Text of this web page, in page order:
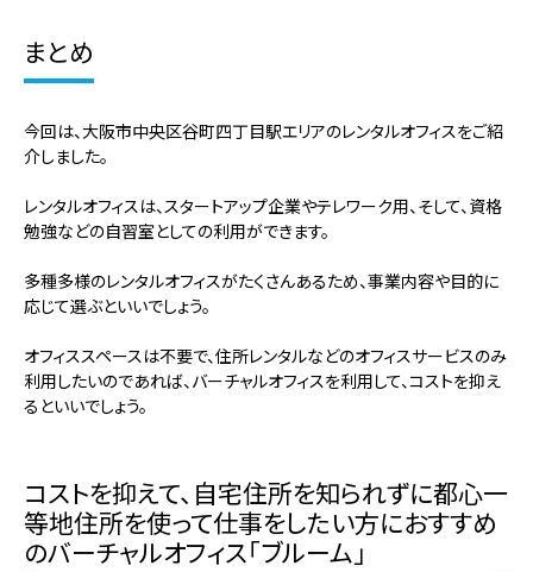
まとめ
今回は、大阪市中央区谷町四丁目駅エリアのレンタルオフィスをご紹
介しました。
レンタルオフィスは、スタートアップ企業やテレワーク用、そして、資格
勉強などの自習室としての利用ができます。
多種多様のレンタルオフィスがたくさんあるため、事業内容や目的に
応じて選ぶといいでしょう。
オフィススペースは不要で、住所レンタルなどのオフィスサービスのみ
利用したいのであれば、バーチャルオフィスを利用して、コストを抑え
るといいでしょう。
コストを抑えて、自宅住所を知られずに都心一
等地住所を使って仕事をしたい方におすすめ
のバーチャルオフィス「ブルーム」